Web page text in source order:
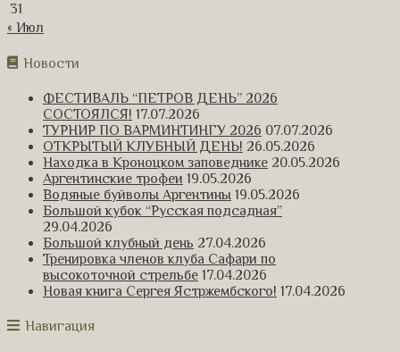
31
« Июл
Новости
ФЕСТИВАЛЬ “ПЕТРОВ ДЕНЬ” 2026
СОСТОЯЛСЯ! 17.07.2026
ТУРНИР ПО ВАРМИНТИНГУ 2026 07.07.2026
ОТКРЫТЫЙ КЛУБНЫЙ ДЕНЬ! 26.05.2026
Находка в Кроноцком заповеднике 20.05.2026
Аргентинские трофеи 19.05.2026
Водяные буйволы Аргентины 19.05.2026
Большой кубок “Русская подсадная”
29.04.2026
Большой клубный день 27.04.2026
Тренировка членов клуба Сафари по
высокоточной стрельбе 17.04.2026
Новая книга Сергея Ястржембского! 17.04.2026
Навигация